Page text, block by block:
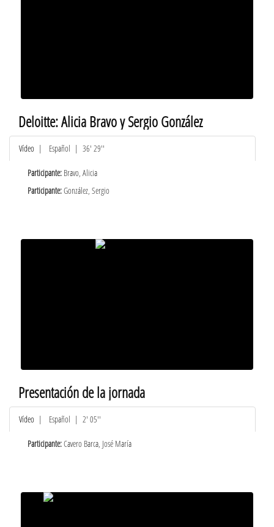
Deloitte: Alicia Bravo y Sergio González
Vídeo | Español | 36' 29''
Participante: Bravo, Alicia
Participante:González, Sergio
Presentación de la jornada
Vídeo | Español | 2' 05''
Participante:Cavero Barca, José María